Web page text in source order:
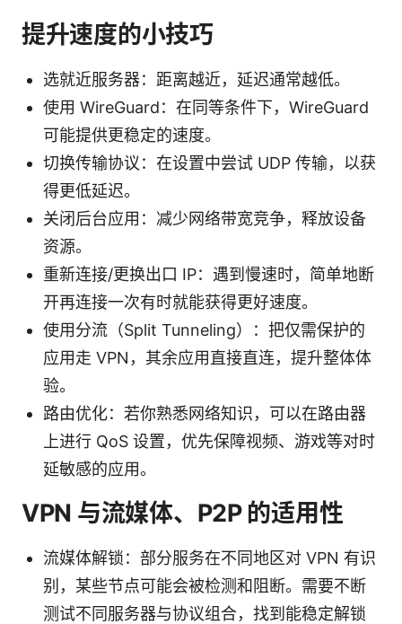
提升速度的小技巧
选就近服务器：距离越近，延迟通常越低。
使用 WireGuard：在同等条件下，WireGuard
可能提供更稳定的速度。
切换传输协议：在设置中尝试 UDP 传输，以获
得更低延迟。
关闭后台应用：减少网络带宽竞争，释放设备
资源。
重新连接/更换出口 IP：遇到慢速时，简单地断
开再连接一次有时就能获得更好速度。
使用分流（Split Tunneling）：把仅需保护的
应用走 VPN，其余应用直接直连，提升整体体
验。
路由优化：若你熟悉网络知识，可以在路由器
上进行 QoS 设置，优先保障视频、游戏等对时
延敏感的应用。
VPN 与流媒体、P2P 的适用性
流媒体解锁：部分服务在不同地区对 VPN 有识
别，某些节点可能会被检测和阻断。需要不断
测试不同服务器与协议组合，找到能稳定解锁